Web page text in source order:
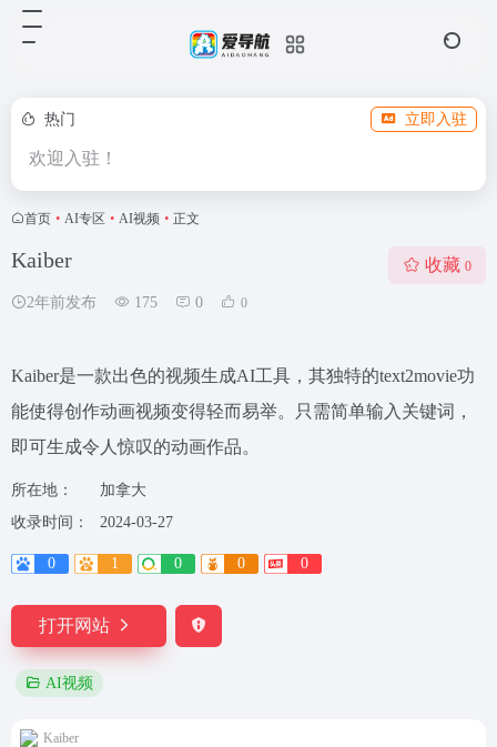
热门 立即入驻
欢迎入驻！
首页 • AI专区 • AI视频 • 正文
Kaiber
2年前发布 175 0 0
收藏 0
Kaiber是一款出色的视频生成AI工具，其独特的text2movie功
能使得创作动画视频变得轻而易举。只需简单输入关键词，
即可生成令人惊叹的动画作品。
所在地：
加拿大
收录时间：
2024-03-27
0 1 0 0 0
打开网站
AI视频
Kaiber